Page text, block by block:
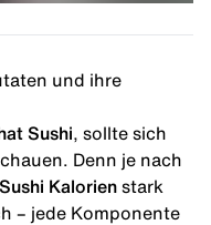
und ihre
Sushi , sollte sich
Denn je nach
Sushi Kalorien stark
– jede Komponente